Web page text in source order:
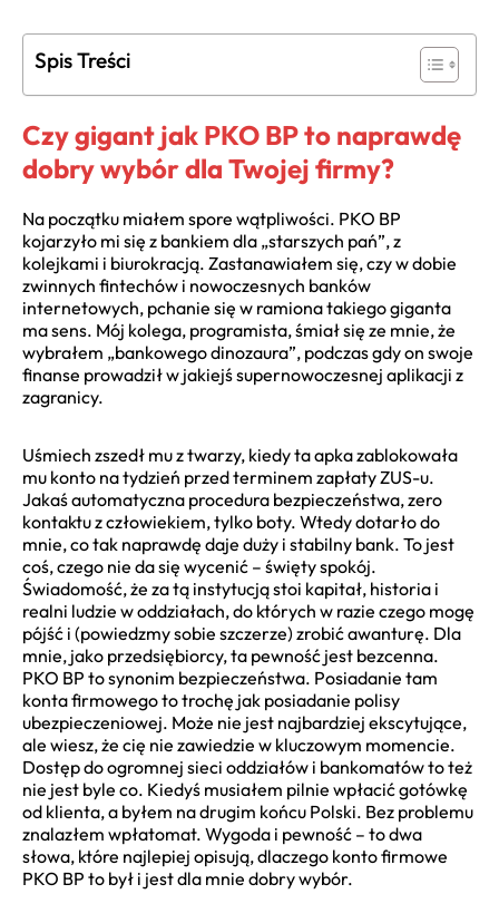
Spis Treści
Czy gigant jak PKO BP to naprawdę
dobry wybór dla Twojej firmy?
Na początku miałem spore wątpliwości. PKO BP
kojarzyło mi się z bankiem dla „starszych pań”, z
kolejkami i biurokracją. Zastanawiałem się, czy w dobie
zwinnych fintechów i nowoczesnych banków
internetowych, pchanie się w ramiona takiego giganta
ma sens. Mój kolega, programista, śmiał się ze mnie, że
wybrałem „bankowego dinozaura”, podczas gdy on swoje
finanse prowadził w jakiejś supernowoczesnej aplikacji z
zagranicy.
Uśmiech zszedł mu z twarzy, kiedy ta apka zablokowała
mu konto na tydzień przed terminem zapłaty ZUS-u.
Jakaś automatyczna procedura bezpieczeństwa, zero
kontaktu z człowiekiem, tylko boty. Wtedy dotarło do
mnie, co tak naprawdę daje duży i stabilny bank. To jest
coś, czego nie da się wycenić – święty spokój.
Świadomość, że za tą instytucją stoi kapitał, historia i
realni ludzie w oddziałach, do których w razie czego mogę
pójść i (powiedzmy sobie szczerze) zrobić awanturę. Dla
mnie, jako przedsiębiorcy, ta pewność jest bezcenna.
PKO BP to synonim bezpieczeństwa. Posiadanie tam
konta firmowego to trochę jak posiadanie polisy
ubezpieczeniowej. Może nie jest najbardziej ekscytujące,
ale wiesz, że cię nie zawiedzie w kluczowym momencie.
Dostęp do ogromnej sieci oddziałów i bankomatów to też
nie jest byle co. Kiedyś musiałem pilnie wpłacić gotówkę
od klienta, a byłem na drugim końcu Polski. Bez problemu
znalazłem wpłatomat. Wygoda i pewność – to dwa
słowa, które najlepiej opisują, dlaczego konto firmowe
PKO BP to był i jest dla mnie dobry wybór.